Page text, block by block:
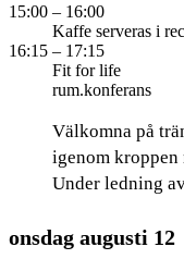
15:00 – 16:00
Kaffe serveras i
16:15 – 17:15
Fit for life
rum.konferans
Välkomna på
igenom
Under ledning
onsdag augusti 12